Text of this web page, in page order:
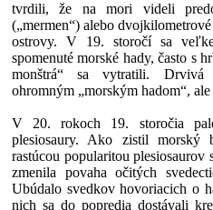
tvrdili, že na mori videli
(„mermen“) alebo
ostrovy. V 19. storočí sa
spomenuté morské hady, často s
monštrá“ sa vytratili. Drvivá
ohromným „morským hadom“,
V 20. rokoch 19. storočia
plesiosaury. Ako zistil morský
rastúcou popularitou
zmenila povaha očitých
Ubúdalo svedkov hovoriacich o
nich sa do popredia dostávali